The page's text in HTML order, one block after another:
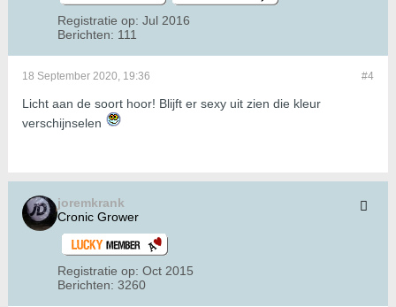
Registratie op: Jul 2016
Berichten: 111
#4
18 September 2020, 19:36
Licht aan de soort hoor! Blijft er sexy uit zien die kleur
verschijnselen
joremkrank
Cronic Grower
Registratie op: Oct 2015
Berichten: 3260